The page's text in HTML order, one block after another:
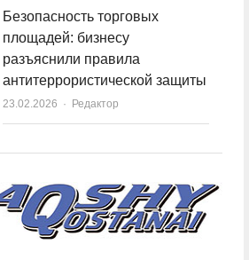
Безопасность торговых
площадей: бизнесу
разъяснили правила
антитеррористической защиты
23.02.2026 Author
Редактор